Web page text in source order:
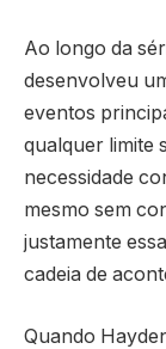
Ao longo da
desenvolveu
eventos
qualquer limite
necessidade
mesmo sem
justamente
cadeia de
Quando